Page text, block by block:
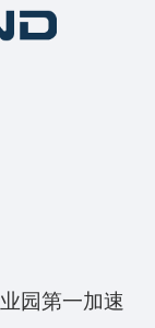
园第一加速